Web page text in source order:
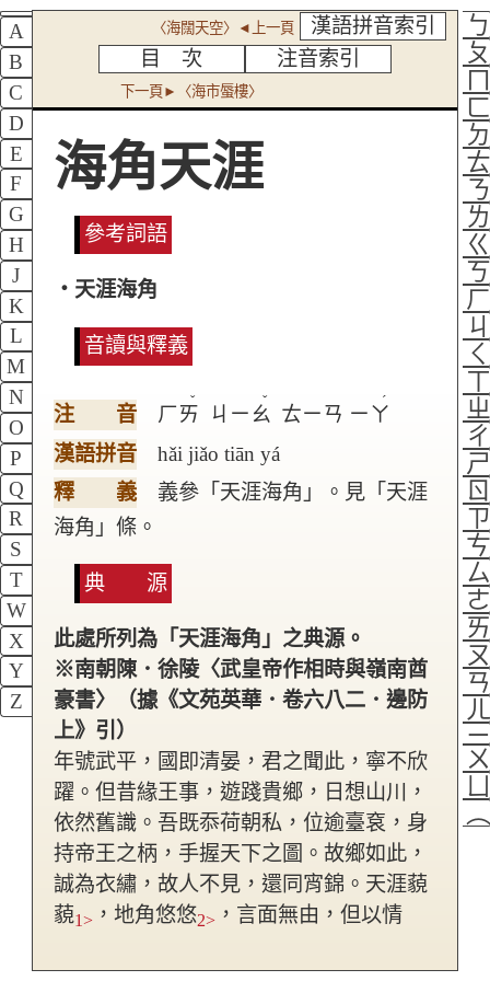
A
B
C
D
E
F
G
H
J
K
L
M
N
O
P
Q
R
S
T
W
X
Y
Z
〈海闊天空〉◄上一頁
漢語拼音索引
目 次
注音索引
下一頁►〈海市蜃樓〉
海角天涯
參考詞語
‧天涯海角
音讀與釋義
注 音 ㄏㄞ
ˇ
ㄐㄧㄠ
ˇ
ㄊㄧㄢ ㄧㄚ
ˊ
漢語拼音
hǎi jiǎo tiān yá
釋 義
義參「天涯海角」。見「天涯
海角」條。
典 源
此處所列為「天涯海角」之典源。
※南朝陳．徐陵〈武皇帝作相時與嶺南酋
豪書〉（據《文苑英華．卷六八二．邊防
上》引）
年號武平，國即清晏，君之聞此，寧不欣
躍。但昔緣王事，遊踐貴鄉，日想山川，
依然舊識。吾既忝荷朝私，位逾臺袞，身
持帝王之柄，手握天下之圖。故鄉如此，
誠為衣繡，故人不見，還同宵錦。 天涯藐
藐1>，地角悠悠2>，言面無由，但以情